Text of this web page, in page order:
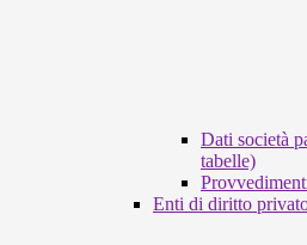
Dati società
tabelle)
Enti di diritto